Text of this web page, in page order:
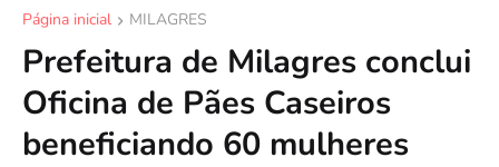
Página inicial MILAGRES
Prefeitura de Milagres conclui
Oficina de Pães Caseiros
beneficiando 60 mulheres